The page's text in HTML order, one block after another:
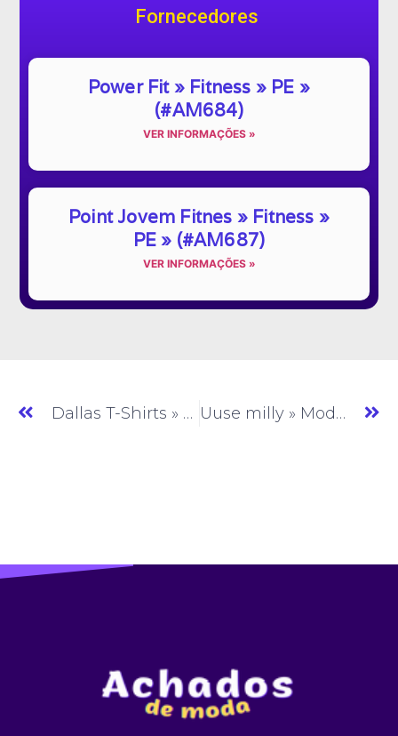
Fornecedores
Power Fit » Fitness » PE »
(#AM684)
VER INFORMAÇÕES »
Point Jovem Fitnes » Fitness »
PE » (#AM687)
VER INFORMAÇÕES »
Dallas T-Shirts » T-shirt » SP » (#AM748) Uuse milly » Moda Feminina » PE » (#AM750)